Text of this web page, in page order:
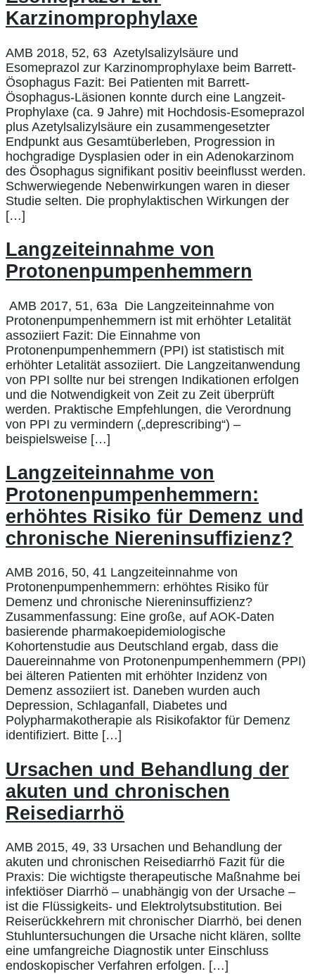
Karzinomprophylaxe
AMB 2018, 52, 63 Azetylsalizylsäure und
Esomeprazol zur Karzinomprophylaxe beim Barrett-
Ösophagus Fazit: Bei Patienten mit Barrett-
Ösophagus-Läsionen konnte durch eine Langzeit-
Prophylaxe (ca. 9 Jahre) mit Hochdosis-Esomeprazol
plus Azetylsalizylsäure ein zusammengesetzter
Endpunkt aus Gesamtüberleben, Progression in
hochgradige Dysplasien oder in ein Adenokarzinom
des Ösophagus signifikant positiv beeinflusst werden.
Schwerwiegende Nebenwirkungen waren in dieser
Studie selten. Die prophylaktischen Wirkungen der
[…]
Langzeiteinnahme von
Protonenpumpenhemmern
AMB 2017, 51, 63a Die Langzeiteinnahme von
Protonenpumpenhemmern ist mit erhöhter Letalität
assoziiert Fazit: Die Einnahme von
Protonenpumpenhemmern (PPI) ist statistisch mit
erhöhter Letalität assoziiert. Die Langzeitanwendung
von PPI sollte nur bei strengen Indikationen erfolgen
und die Notwendigkeit von Zeit zu Zeit überprüft
werden. Praktische Empfehlungen, die Verordnung
von PPI zu vermindern („deprescribing“) –
beispielsweise […]
Langzeiteinnahme von
Protonenpumpenhemmern:
erhöhtes Risiko für Demenz und
chronische Niereninsuffizienz?
AMB 2016, 50, 41 Langzeiteinnahme von
Protonenpumpenhemmern: erhöhtes Risiko für
Demenz und chronische Niereninsuffizienz?
Zusammenfassung: Eine große, auf AOK-Daten
basierende pharmakoepidemiologische
Kohortenstudie aus Deutschland ergab, dass die
Dauereinnahme von Protonenpumpenhemmern (PPI)
bei älteren Patienten mit erhöhter Inzidenz von
Demenz assoziiert ist. Daneben wurden auch
Depression, Schlaganfall, Diabetes und
Polypharmakotherapie als Risikofaktor für Demenz
identifiziert. Bitte […]
Ursachen und Behandlung der
akuten und chronischen
Reisediarrhö
AMB 2015, 49, 33 Ursachen und Behandlung der
akuten und chronischen Reisediarrhö Fazit für die
Praxis: Die wichtigste therapeutische Maßnahme bei
infektiöser Diarrhö – unabhängig von der Ursache –
ist die Flüssigkeits- und Elektrolytsubstitution. Bei
Reiserückkehrern mit chronischer Diarrhö, bei denen
Stuhluntersuchungen die Ursache nicht klären, sollte
eine umfangreiche Diagnostik unter Einschluss
endoskopischer Verfahren erfolgen. […]